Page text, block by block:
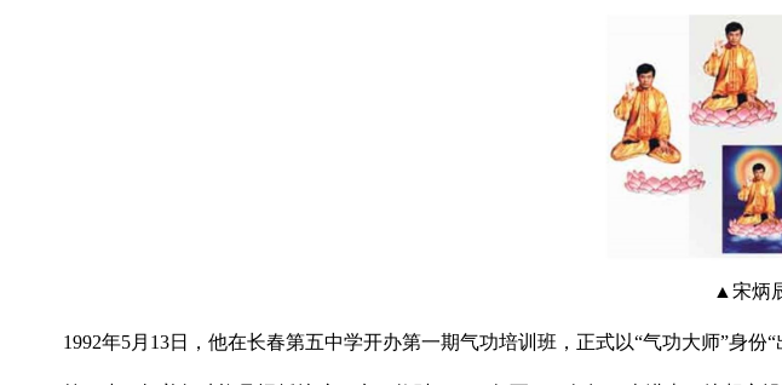
▲宋炳
1992年5月13日，他在长春第五中学开办第一期气功培训班，正式以“气功大师”身份